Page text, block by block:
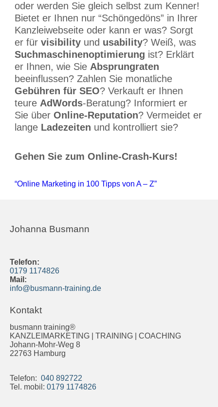
oder werden Sie gleich selbst zum Kenner!
Bietet er Ihnen nur “Schöngedöns” in Ihrer
Kanzleiwebseite oder kann er was? Sorgt
er für visibility und usability? Weiß, was
Suchmaschinenoptimierung ist? Erklärt
er Ihnen, wie Sie Absprungraten
beeinflussen? Zahlen Sie monatliche
Gebühren für SEO? Verkauft er Ihnen
teure AdWords-Beratung? Informiert er
Sie über Online-Reputation? Vermeidet er
lange Ladezeiten und kontrolliert sie?
Gehen Sie zum Online-Crash-Kurs!
“Online Marketing in 100 Tipps von A – Z”
Johanna Busmann
Telefon:
0179 1174826
Mail:
info@busmann-training.de
Kontakt
busmann training®
KANZLEIMARKETING | TRAINING | COACHING
Johann-Mohr-Weg 8
22763 Hamburg
Telefon: 040 892722
Tel. mobil: 0179 1174826